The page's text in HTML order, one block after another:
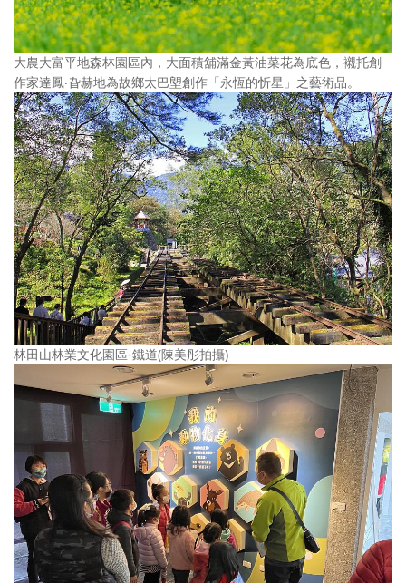
大農大富平地森林園區內，大面積舖滿金黃油菜花為底色，襯托創
作家達鳳‧旮赫地為故鄉太巴塱創作「永恆的忻星」之藝術品。
林田山林業文化園區-鐵道(陳美彤拍攝)